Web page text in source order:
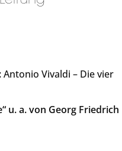
Antonio Vivaldi – Die vier
u. a. von Georg Friedrich